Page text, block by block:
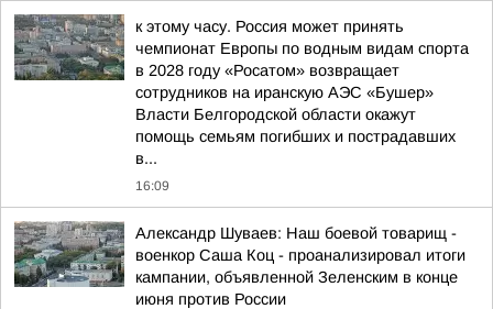
к этому часу. Россия может принять
чемпионат Европы по водным видам спорта
в 2028 году «Росатом» возвращает
сотрудников на иранскую АЭС «Бушер»
Власти Белгородской области окажут
помощь семьям погибших и пострадавших
в...
16:09
Александр Шуваев: Наш боевой товарищ -
военкор Саша Коц - проанализировал итоги
кампании, объявленной Зеленским в конце
июня против России